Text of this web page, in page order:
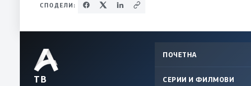
СПОДЕЛИ:
ТВ
ПОЧЕТНА
СЕРИИ И ФИЛМОВИ